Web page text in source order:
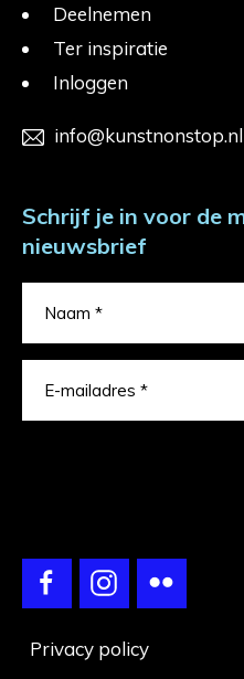
Deelnemen
Ter inspiratie
Inloggen
info@kunstnonstop.nl
Schrijf je in voor de
nieuwsbrief
Privacy policy